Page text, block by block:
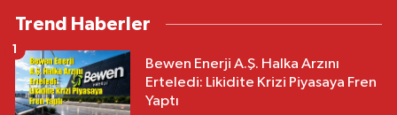
Trend Haberler
Bewen Enerji A.Ş. Halka Arzını
Erteledi: Likidite Krizi Piyasaya Fren
Yaptı